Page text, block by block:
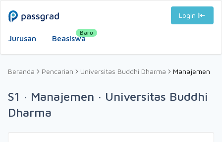
Jurusan Beasiswa
Baru
Login
Beranda Pencarian Universitas Buddhi Dharma Manajemen
S1 · Manajemen · Universitas Buddhi
Dharma